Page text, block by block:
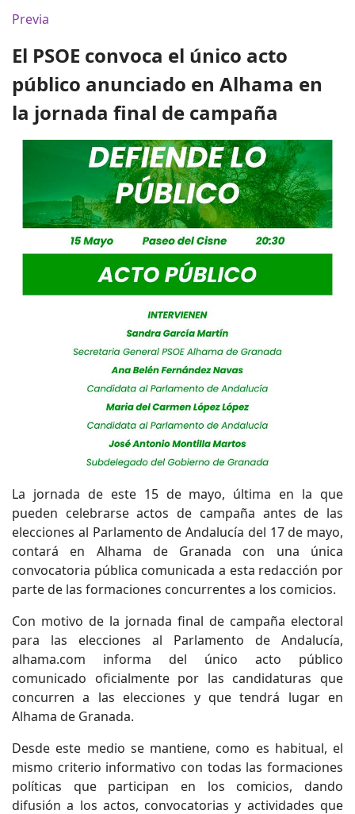
Previa
El PSOE convoca el único acto
público anunciado en Alhama en
la jornada final de campaña
La jornada de este 15 de mayo, última en la que
pueden celebrarse actos de campaña antes de las
elecciones al Parlamento de Andalucía del 17 de mayo,
contará en Alhama de Granada con una única
convocatoria pública comunicada a esta redacción por
parte de las formaciones concurrentes a los comicios.
Con motivo de la jornada final de campaña electoral
para las elecciones al Parlamento de Andalucía,
alhama.com informa del único acto público
comunicado oficialmente por las candidaturas que
concurren a las elecciones y que tendrá lugar en
Alhama de Granada.
Desde este medio se mantiene, como es habitual, el
mismo criterio informativo con todas las formaciones
políticas que participan en los comicios, dando
difusión a los actos, convocatorias y actividades que